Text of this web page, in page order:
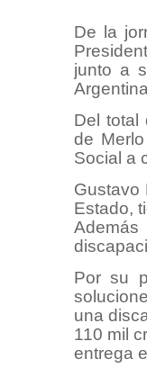
De la
junto a
Del total
de
Social a
Gustavo
Estado,
Por su
una
110 mil
entrega